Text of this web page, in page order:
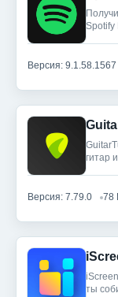
Spotify
Версия: 9.1.58.1567
гитар
Версия: 7.79.0 78
ты